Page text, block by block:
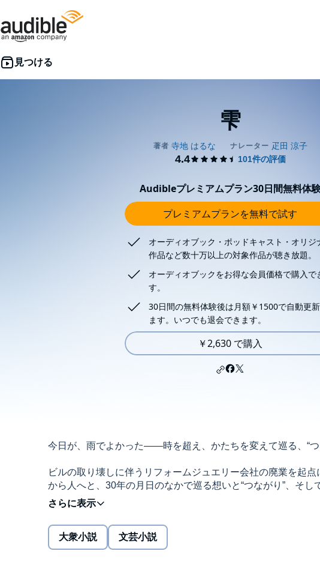
雫
Audibleプレミアムプラン30日間無料体
プレミアムプランを無料で試す
オーディオブック・ポッドキャスト・オリジ
作品など数十万以上の対象作品が聴き放題。
オーディオブックをお得な会員価格で購入で
す。
30日間の無料体験後は月額￥1500で自動更
ます。いつでも退会できます。
￥2,630 で購入
今日が、雨でよかった――時を超え、かたちを変えて巡る、“つ
ビルの取り壊しに伴うリフォームジュエリー会社の廃業を起
から人へと、30年の月日のなかで巡る想いと“つながり”、そ
年本屋大賞9位）の真骨頂が光る、感動長篇。
出会い、卒業、就職、結婚、親子、別れ……。中学の卒業制作
の選択と、その先にある転機、人生のままならなさ。不器用に
て、日常のささいな不安や違和感を丁寧にすくい取って人の
なたにエールを贈る大人の青春小説。
大衆小説 文芸小説